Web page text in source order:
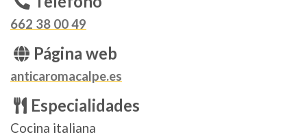
662 38 00 49
Página web
anticaromacalpe.es
Especialidades
Cocina italiana